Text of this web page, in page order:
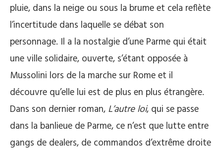
pluie, dans la neige ou sous la brume et cela reflète
l’incertitude dans laquelle se débat son
personnage. Il a la nostalgie d’une Parme qui était
une ville solidaire, ouverte, s’étant opposée à
Mussolini lors de la marche sur Rome et il
découvre qu’elle lui est de plus en plus étrangère.
Dans son dernier roman, L’autre loi, qui se passe
dans la banlieue de Parme, ce n’est que lutte entre
gangs de dealers, de commandos d’extrême droite